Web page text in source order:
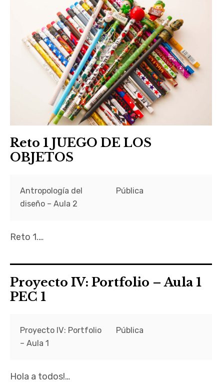
Reto 1 JUEGO DE LOS
OBJETOS
Antropología del
diseño – Aula 2
Pública
Reto 1.…
Proyecto IV: Portfolio – Aula 1
PEC 1
Proyecto IV: Portfolio
– Aula 1
Pública
Hola a todos!…